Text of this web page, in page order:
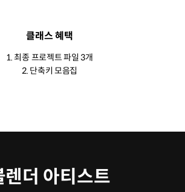
클래스 혜택
1. 최종 프로젝트 파일 3개
2. 단축키 모음집
렌더 아티스트